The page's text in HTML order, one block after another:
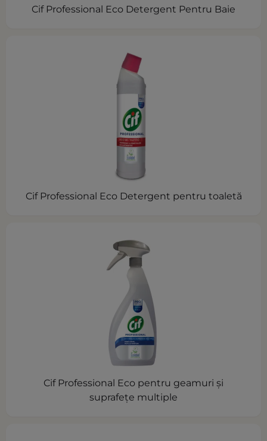
Cif Professional Eco Detergent Pentru Baie
Cif Professional Eco Detergent pentru toaletă
Cif Professional Eco pentru geamuri și
suprafețe multiple